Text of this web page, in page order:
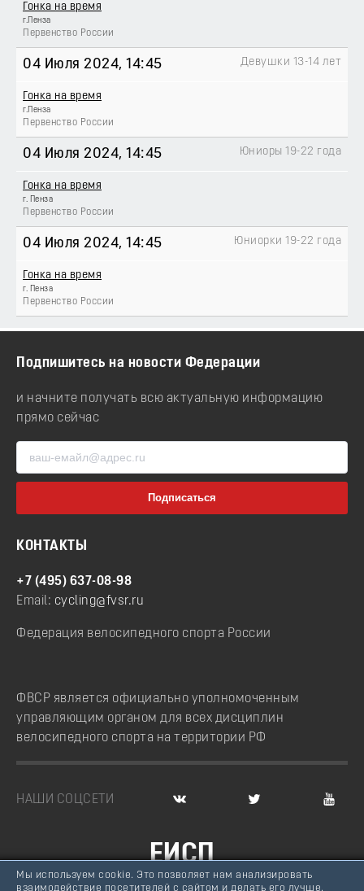
Гонка на время
г.Пенза
Первенство России
04 Июля 2024, 14:45
Гонка на время
г.Пенза
Первенство России
Девушки 13-14 лет
04 Июля 2024, 14:45
Гонка на время
г. Пенза
Первенство России
Юниоры 19-22 года
04 Июля 2024, 14:45
Гонка на время
г. Пенза
Первенство России
Юниорки 19-22 года
Подпишитесь на новости Федерации
и начните получать всю актуальную информацию
прямо сейчас
КОНТАКТЫ
+7 (495) 637-08-98
Email: cycling@fvsr.ru
Федерация велосипедного спорта России
ФВСР является официально уполномоченным
управляющим органом для всех дисциплин
велосипедного спорта на территории РФ
НАШИ СОЦСЕТИ
ЕИСП
ВЕЛОСПОРТ РОССИИ
Мы используем cookie. Это позволяет нам анализировать
взаимодействие посетителей с сайтом и делать его лучше.